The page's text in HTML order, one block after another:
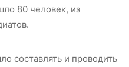
80 человек, из
составлять и проводить